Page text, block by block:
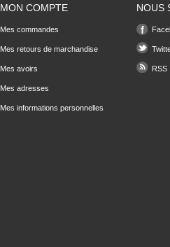
MON COMPTE
Mes commandes
Mes retours de marchandise
Mes avoirs
Mes adresses
Mes informations personnelles
NOUS
RSS